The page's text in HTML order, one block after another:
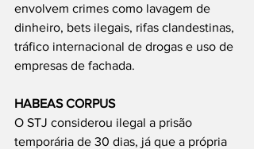
envolvem crimes como lavagem de
dinheiro, bets ilegais, rifas clandestinas,
tráfico internacional de drogas e uso de
empresas de fachada.
HABEAS CORPUS
O STJ considerou ilegal a prisão
temporária de 30 dias, já que a própria